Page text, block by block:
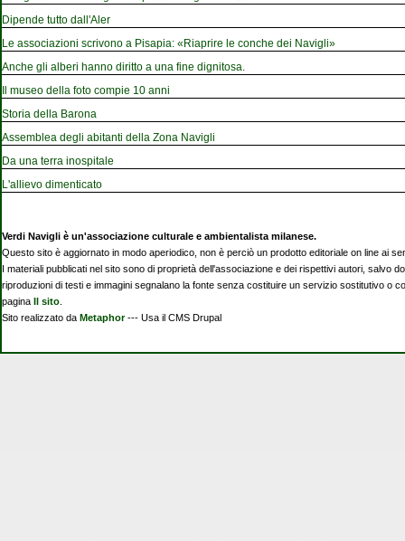
Dipende tutto dall'Aler
Le associazioni scrivono a Pisapia: «Riaprire le conche dei Navigli»
Anche gli alberi hanno diritto a una fine dignitosa.
Il museo della foto compie 10 anni
Storia della Barona
Assemblea degli abitanti della Zona Navigli
Da una terra inospitale
L'allievo dimenticato
Verdi Navigli è un'associazione culturale e ambientalista milanese.
Questo sito è aggiornato in modo aperiodico, non è perciò un prodotto editoriale on line ai
I materiali pubblicati nel sito sono di proprietà dell'associazione e dei rispettivi autori,
riproduzioni di testi e immagini segnalano la fonte senza costituire un servizio sostitutivo o
pagina
Il sito.
Sito realizzato da Metaphor--- Usa il CMS Drupal